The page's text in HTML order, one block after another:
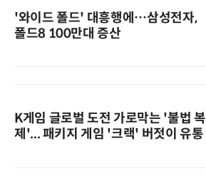
'와이드 폴드' 대흥행에…삼성전자,
폴드8 100만대 증산
K게임 글로벌 도전 가로막는 '불법 복
제'... 패키지 게임 '크랙' 버젓이 유통